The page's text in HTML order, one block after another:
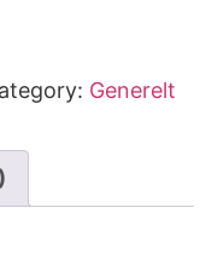
Generelt